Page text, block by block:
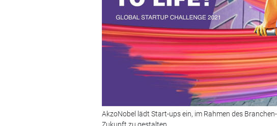
AkzoNobel lädt Start-ups ein, im Rahmen des